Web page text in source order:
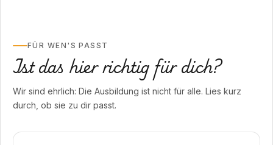
FÜR WEN'S PASST
Ist das hier richtig für dich?
Wir sind ehrlich: Die Ausbildung ist nicht für alle. Lies kurz
durch, ob sie zu dir passt.